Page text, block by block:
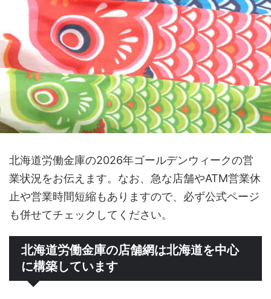
北海道労働金庫の2026年ゴールデンウィークの営
業状況をお伝えます。なお、急な店舗やATM営業休
止や営業時間短縮もありますので、必ず公式ページ
も併せてチェックしてください。
北海道労働金庫の店舗網は北海道を中心
に構築しています